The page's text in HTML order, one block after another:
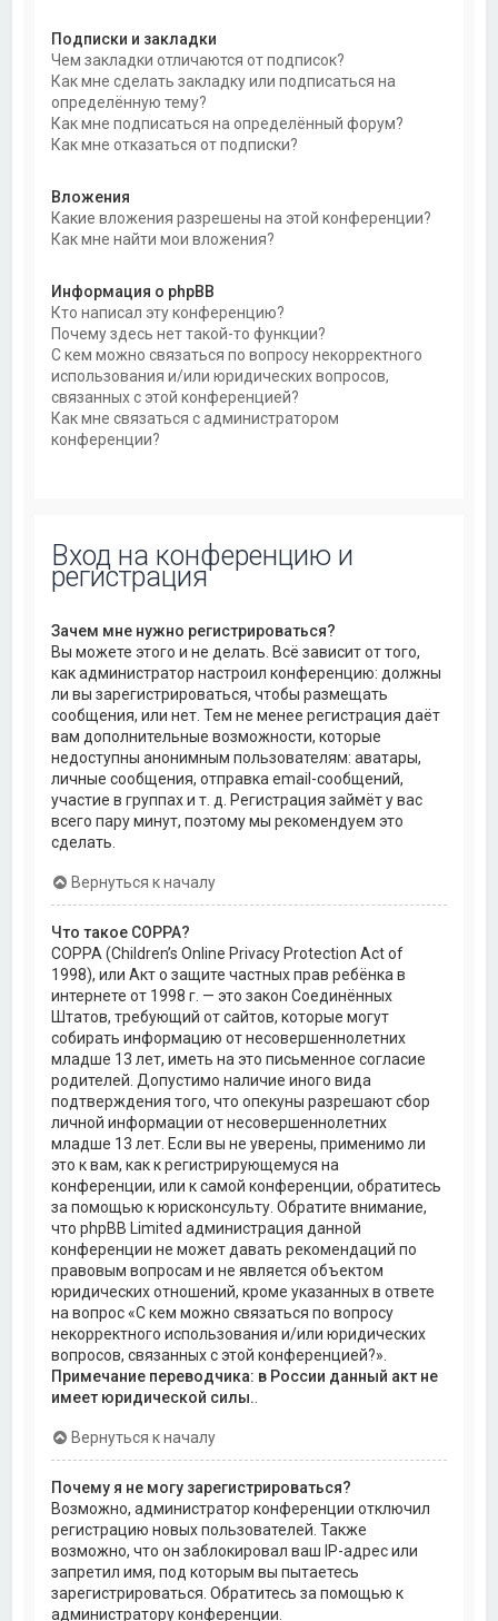
Подписки и закладки
Чем закладки отличаются от подписок?
Как мне сделать закладку или подписаться на
определённую тему?
Как мне подписаться на определённый форум?
Как мне отказаться от подписки?
Вложения
Какие вложения разрешены на этой конференции?
Как мне найти мои вложения?
Информация о phpBB
Кто написал эту конференцию?
Почему здесь нет такой-то функции?
С кем можно связаться по вопросу некорректного
использования и/или юридических вопросов,
связанных с этой конференцией?
Как мне связаться с администратором
конференции?
Вход на конференцию и
регистрация
Зачем мне нужно регистрироваться?
Вы можете этого и не делать. Всё зависит от того,
как администратор настроил конференцию: должны
ли вы зарегистрироваться, чтобы размещать
сообщения, или нет. Тем не менее регистрация даёт
вам дополнительные возможности, которые
недоступны анонимным пользователям: аватары,
личные сообщения, отправка email-сообщений,
участие в группах и т. д. Регистрация займёт у вас
всего пару минут, поэтому мы рекомендуем это
сделать.
Вернуться к началу
Что такое COPPA?
COPPA (Children’s Online Privacy Protection Act of
1998), или Акт о защите частных прав ребёнка в
интернете от 1998 г. — это закон Соединённых
Штатов, требующий от сайтов, которые могут
собирать информацию от несовершеннолетних
младше 13 лет, иметь на это письменное согласие
родителей. Допустимо наличие иного вида
подтверждения того, что опекуны разрешают сбор
личной информации от несовершеннолетних
младше 13 лет. Если вы не уверены, применимо ли
это к вам, как к регистрирующемуся на
конференции, или к самой конференции, обратитесь
за помощью к юрисконсульту. Обратите внимание,
что phpBB Limited администрация данной
конференции не может давать рекомендаций по
правовым вопросам и не является объектом
юридических отношений, кроме указанных в ответе
на вопрос «С кем можно связаться по вопросу
некорректного использования и/или юридических
вопросов, связанных с этой конференцией?».
Примечание переводчика: в России данный акт не
имеет юридической силы.
Вернуться к началу
Почему я не могу зарегистрироваться?
Возможно, администратор конференции отключил
регистрацию новых пользователей. Также
возможно, что он заблокировал ваш IP-адрес или
запретил имя, под которым вы пытаетесь
зарегистрироваться. Обратитесь за помощью к
администратору конференции.